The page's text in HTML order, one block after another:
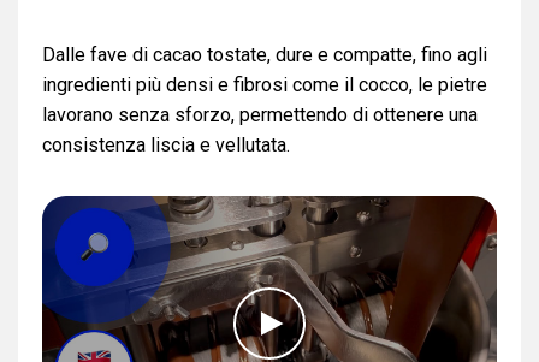
Dalle fave di cacao tostate, dure e compatte, fino agli
ingredienti più densi e fibrosi come il cocco, le pietre
lavorano senza sforzo, permettendo di ottenere una
consistenza liscia e vellutata.